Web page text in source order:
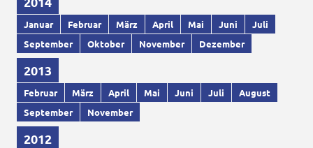
Januar Februar März April Mai Juni
Juli
September
Oktober November Dezember
2013
Februar März April Mai Juni Juli
August
September
November
2012